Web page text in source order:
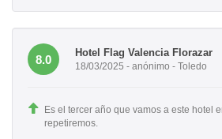
8.0
Hotel Flag Valencia Florazar
18/03/2025 - anónimo - Toledo
Es el tercer año que vamos a este hotel
repetiremos.